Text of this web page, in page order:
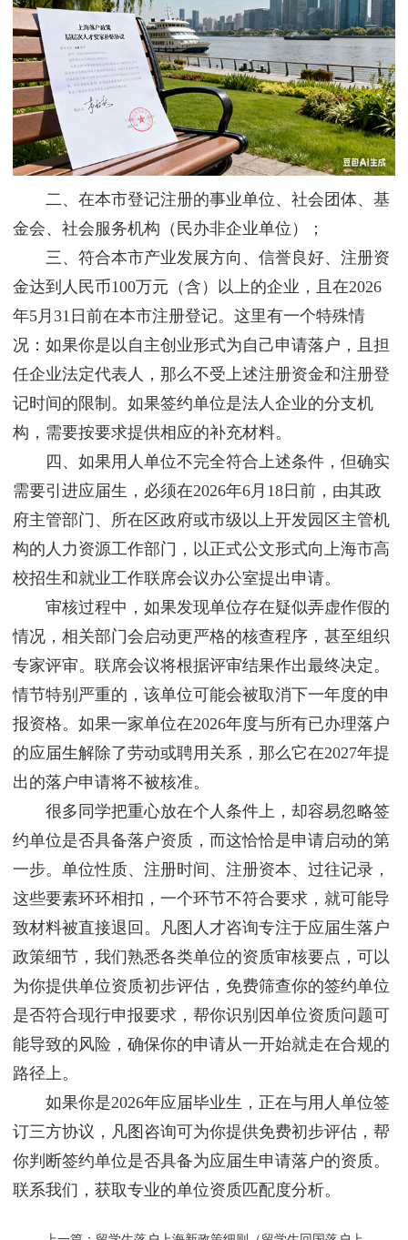
新
闻
资
讯
联
系
我
们
二、在本市登记注册的事业单位、社会团体、基
金会、社会服务机构（民办非企业单位）；
三、符合本市产业发展方向、信誉良好、注册资
金达到人民币100万元（含）以上的企业，且在2026
年5月31日前在本市注册登记。这里有一个特殊情
况：如果你是以自主创业形式为自己申请落户，且担
任企业法定代表人，那么不受上述注册资金和注册登
记时间的限制。如果签约单位是法人企业的分支机
构，需要按要求提供相应的补充材料。
四、如果用人单位不完全符合上述条件，但确实
需要引进应届生，必须在2026年6月18日前，由其政
府主管部门、所在区政府或市级以上开发园区主管机
构的人力资源工作部门，以正式公文形式向上海市高
校招生和就业工作联席会议办公室提出申请。
审核过程中，如果发现单位存在疑似弄虚作假的
情况，相关部门会启动更严格的核查程序，甚至组织
专家评审。联席会议将根据评审结果作出最终决定。
情节特别严重的，该单位可能会被取消下一年度的申
报资格。如果一家单位在2026年度与所有已办理落户
的应届生解除了劳动或聘用关系，那么它在2027年提
出的落户申请将不被核准。
很多同学把重心放在个人条件上，却容易忽略签
约单位是否具备落户资质，而这恰恰是申请启动的第
一步。单位性质、注册时间、注册资本、过往记录，
这些要素环环相扣，一个环节不符合要求，就可能导
致材料被直接退回。凡图人才咨询专注于应届生落户
政策细节，我们熟悉各类单位的资质审核要点，可以
为你提供单位资质初步评估，免费筛查你的签约单位
是否符合现行申报要求，帮你识别因单位资质问题可
能导致的风险，确保你的申请从一开始就走在合规的
路径上。
如果你是2026年应届毕业生，正在与用人单位签
订三方协议，凡图咨询可为你提供免费初步评估，帮
你判断签约单位是否具备为应届生申请落户的资质。
联系我们，获取专业的单位资质匹配度分析。